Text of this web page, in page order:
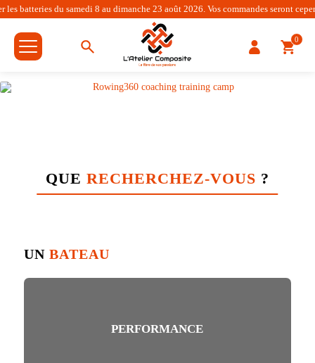
du samedi 8 au dimanche 23 août 2026. Vos commandes seront cependant
0
QUE RECHERCHEZ-VOUS ?
UN BATEAU
PERFORMANCE